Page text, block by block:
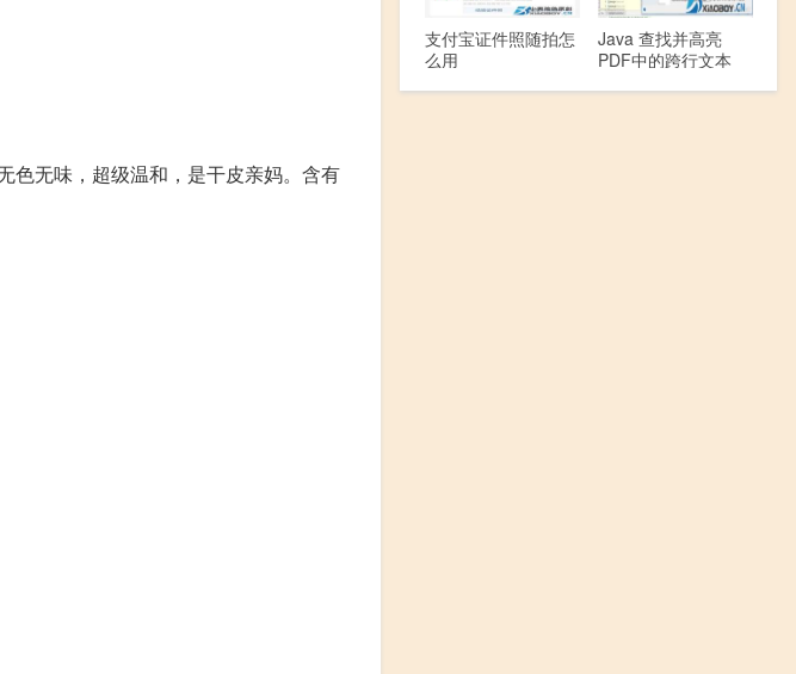
色无味，超级温和，是干皮亲妈。含有
支付宝证件照随拍怎
么用
Java 查找并高亮
PDF中的跨行文本